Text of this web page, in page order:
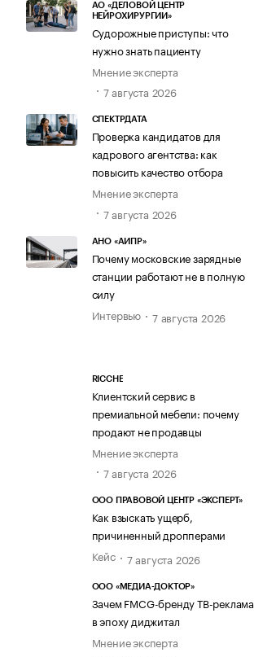
АО «ДЕЛОВОЙ ЦЕНТР
НЕЙРОХИРУРГИИ»
Судорожные приступы: что
нужно знать пациенту
Мнение эксперта
7 августа 2026
СПЕКТРДАТА
Проверка кандидатов для
кадрового агентства: как
повысить качество отбора
Мнение эксперта
7 августа 2026
АНО «АИПР»
Почему московские зарядные
станции работают не в полную
силу
Интервью
7 августа 2026
RICCHE
Клиентский сервис в
премиальной мебели: почему
продают не продавцы
Мнение эксперта
7 августа 2026
ООО ПРАВОВОЙ ЦЕНТР «ЭКСПЕРТ»
Как взыскать ущерб,
причиненный дропперами
Кейс
7 августа 2026
ООО «МЕДИА-ДОКТОР»
Зачем FMCG-бренду ТВ-реклама
в эпоху диджитал
Мнение эксперта